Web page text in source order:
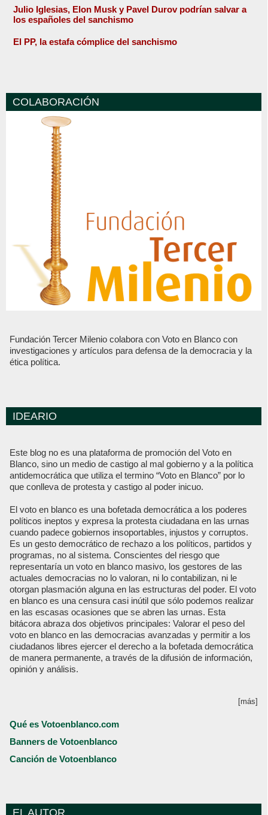
Julio Iglesias, Elon Musk y Pavel Durov podrían salvar a
los españoles del sanchismo
El PP, la estafa cómplice del sanchismo
COLABORACIÓN
Fundación Tercer Milenio colabora con Voto en Blanco con
investigaciones y artículos para defensa de la democracia y la
ética política.
IDEARIO
Este blog no es una plataforma de promoción del Voto en
Blanco, sino un medio de castigo al mal gobierno y a la política
antidemocrática que utiliza el termino “Voto en Blanco” por lo
que conlleva de protesta y castigo al poder inicuo.
El voto en blanco es una bofetada democrática a los poderes
políticos ineptos y expresa la protesta ciudadana en las urnas
cuando padece gobiernos insoportables, injustos y corruptos.
Es un gesto democrático de rechazo a los políticos, partidos y
programas, no al sistema. Conscientes del riesgo que
representaría un voto en blanco masivo, los gestores de las
actuales democracias no lo valoran, ni lo contabilizan, ni le
otorgan plasmación alguna en las estructuras del poder. El voto
en blanco es una censura casi inútil que sólo podemos realizar
en las escasas ocasiones que se abren las urnas. Esta
bitácora abraza dos objetivos principales: Valorar el peso del
voto en blanco en las democracias avanzadas y permitir a los
ciudadanos libres ejercer el derecho a la bofetada democrática
de manera permanente, a través de la difusión de información,
opinión y análisis.
[más]
Qué es Votoenblanco.com
Banners de Votoenblanco
Canción de Votoenblanco